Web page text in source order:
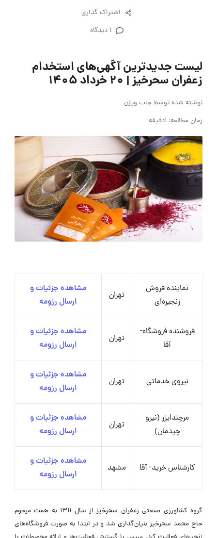
اشتراک گذاری
1 دیدگاه
لیست جدیدترین آگهی‌های استخدام
زعفران سحرخیز | ۲۰ خرداد ۱۴۰۵
نوشته شده توسطجاب ویژن
زمان مطالعه: 1دقیقه
نماینده فروش
زنجیره‌ای
تهران
مشاهده جزئیات و
ارسال رزومه
فروشنده فروشگاه-
آقا
تهران
مشاهده جزئیات و
ارسال رزومه
نیروی خدماتی تهران
مشاهده جزئیات و
ارسال رزومه
مرچندایزر (نیرو
چیدمان)
تهران
مشاهده جزئیات و
ارسال رزومه
کارشناس خرید- آقا مشهد
مشاهده جزئیات و
ارسال رزومه
گروه کشاورزی صنعتی زعفران سحرخیز از سال ۱۳۱۱ به همت مرحوم
حاج محمد سحرخیز بنیان‌گذاری شد و در ابتدا به صورت فروشگاه‌های